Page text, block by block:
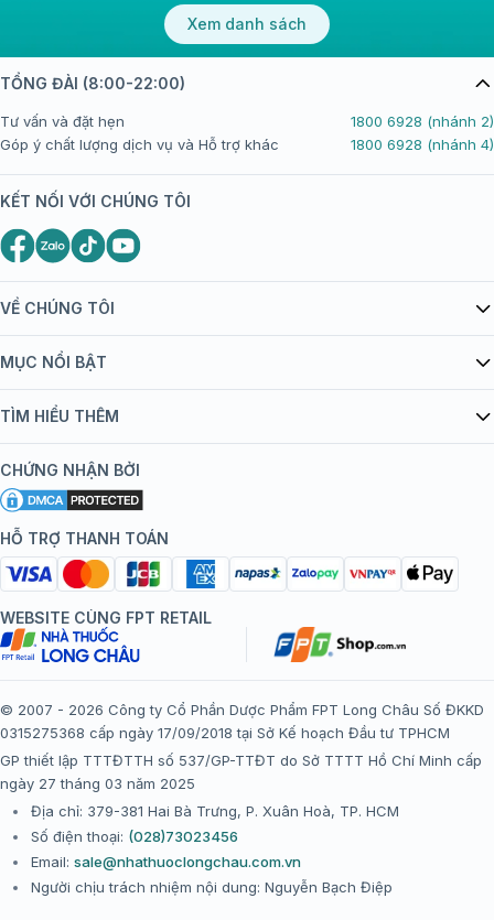
Xem danh sách
VỀ CHÚNG TÔI
Giới thiệu Tiêm Chủng FPT Long Châu
bán hàng
Chính sách nội dung
Chính sách bảo mật
Chính sách bảo mật dữ liệu cá nhân
Chính sách thanh toán
Chính sách đổi trả gói, mũi tiêm tại trung tâm tiêm chủng
FPT Long Châu
Thể lệ chương trình “Tích điểm nhận đặc quyền”
MỤC NỔI BẬT
Danh mục vắc xin
Đội ngũ bác sĩ, chuyên gia
Hệ thống trung tâm tiêm chủng
TÌM HIỂU THÊM
Khuyến mãi
Tôi nên tiêm gì?
Tiêm chủng đi nước ngoài
CHỨNG NHẬN BỞI
HỖ TRỢ THANH TOÁN
TỔNG ĐÀI (8:00-22:00)
Tư vấn và đặt hẹn
1800 6928 (nhánh 2)
Góp ý chất lượng dịch vụ và Hỗ trợ khác
1800 6928 (nhánh 4)
KẾT NỐI VỚI CHÚNG TÔI
WEBSITE CÙNG FPT RETAIL
© 2007 - 2026 Công ty Cổ Phần Dược Phẩm FPT Long Châu Số ĐKKD
0315275368 cấp ngày 17/09/2018 tại Sở Kế hoạch Đầu tư TPHCM
GP thiết lập TTTĐTTH số 537/GP-TTĐT do Sở TTTT Hồ Chí Minh cấp
ngày 27 tháng 03 năm 2025
Địa chỉ: 379-381 Hai Bà Trưng, P. Xuân Hoà, TP. HCM
Số điện thoại: (028)73023456
Email: sale@nhathuoclongchau.com.vn
Người chịu trách nhiệm nội dung: Nguyễn Bạch Điệp